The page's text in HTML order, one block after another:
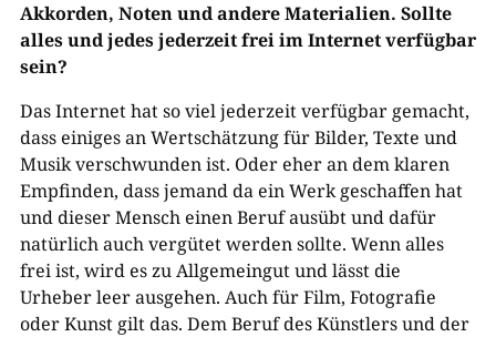
Akkorden, Noten und andere Materialien. Sollte
alles und jedes jederzeit frei im Internet verfügbar
sein?
Das Internet hat so viel jederzeit verfügbar gemacht,
dass einiges an Wertschätzung für Bilder, Texte und
Musik verschwunden ist. Oder eher an dem klaren
Empfinden, dass jemand da ein Werk geschaffen hat
und dieser Mensch einen Beruf ausübt und dafür
natürlich auch vergütet werden sollte. Wenn alles
frei ist, wird es zu Allgemeingut und lässt die
Urheber leer ausgehen. Auch für Film, Fotografie
oder Kunst gilt das. Dem Beruf des Künstlers und der